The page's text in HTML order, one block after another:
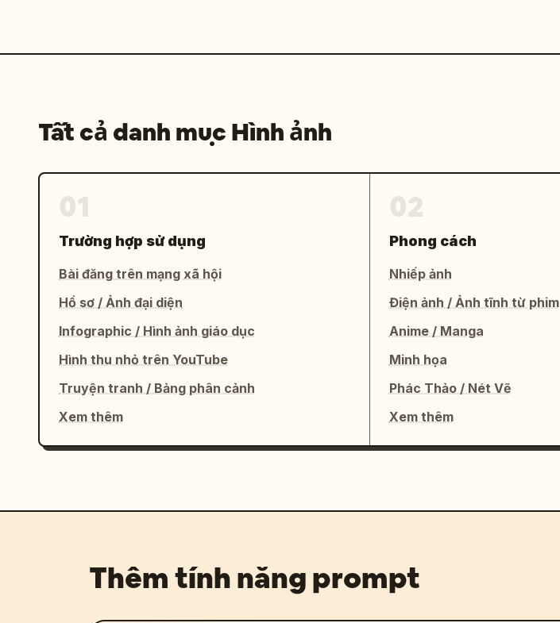
Tất cả danh mục Hình ảnh
Trường hợp sử dụng
Bài đăng trên mạng xã hội
Hồ sơ / Ảnh đại diện
Infographic / Hình ảnh giáo dục
Hình thu nhỏ trên YouTube
Truyện tranh / Bảng phân cảnh
Xem thêm
Phong cách
Nhiếp ảnh
Điện ảnh / Ảnh tĩnh từ phim
Anime / Manga
Minh họa
Phác Thảo / Nét Vẽ
Xem thêm
Thêm tính năng prompt